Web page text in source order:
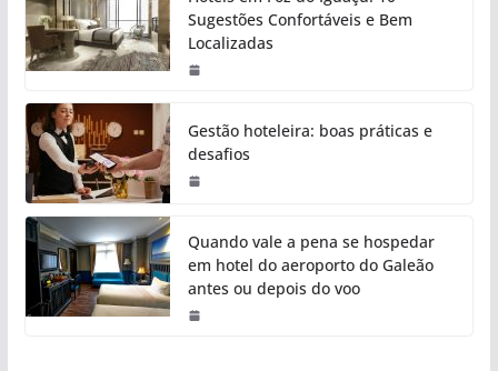
Sugestões Confortáveis e Bem
Localizadas
Gestão hoteleira: boas práticas e
desafios
Quando vale a pena se hospedar
em hotel do aeroporto do Galeão
antes ou depois do voo